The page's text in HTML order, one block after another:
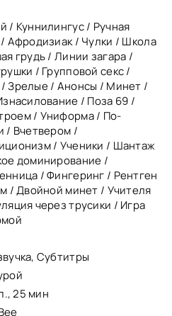
фотографии.
/ Куннилингус / Ручная
Афродизиак / Чулки / Школа
грудь / Линии загара /
/ Групповой секс /
Зрелые / Анонсы / Минет /
/ Поза 69 /
/ Униформа / По-
/ Вчетвером /
/ Ученики / Шантаж
доминирование /
/ Фингеринг / Рентген
/ Двойной минет / Учителя
через трусики / Игра
Субтитры
25 мин